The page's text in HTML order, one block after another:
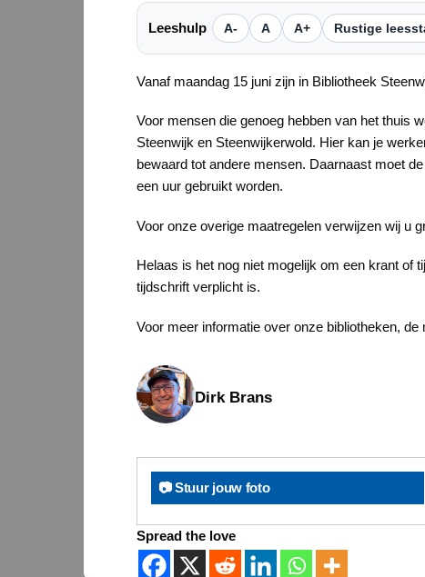
Leeshulp A- A A+ Rustige
Vanaf maandag 15 juni zijn in Bibliotheek
Voor mensen die genoeg hebben van het thuis
Steenwijk en Steenwijkerwold. Hier kan je
bewaard tot andere mensen. Daarnaast moet
een uur gebruikt worden.
Voor onze overige maatregelen verwijzen wij u
Helaas is het nog niet mogelijk om een krant of
tijdschrift verplicht is.
Voor meer informatie over onze bibliotheken,
Dirk Brans
📷 Stuur jouw foto
Spread the love